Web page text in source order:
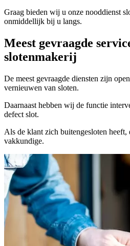
Graag bieden wij u onze nooddienst
onmiddellijk bij u langs.
Meest gevraagde
slotenmakerij
De meest gevraagde diensten zijn
vernieuwen van sloten.
Daarnaast hebben wij de functie
defect slot.
Als de klant zich buitengesloten
vakkundige.